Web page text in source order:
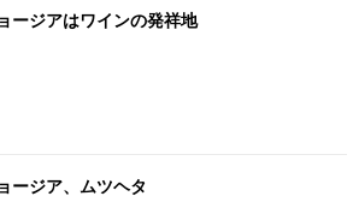
ージアはワインの発祥地
ージア、ムツヘタ